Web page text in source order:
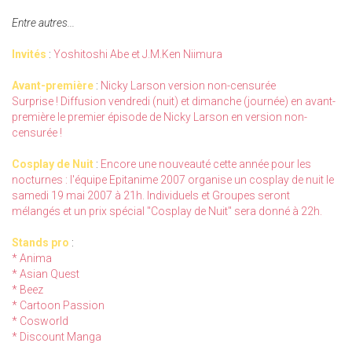
Entre autres...
Invités : Yoshitoshi Abe et J.M.Ken Niimura
Avant-première : Nicky Larson version non-censurée
Surprise ! Diffusion vendredi (nuit) et dimanche (journée) en avant-
première le premier épisode de Nicky Larson en version non-
censurée !
Cosplay de Nuit : Encore une nouveauté cette année pour les
nocturnes : l'équipe Epitanime 2007 organise un cosplay de nuit le
samedi 19 mai 2007 à 21h. Individuels et Groupes seront
mélangés et un prix spécial "Cosplay de Nuit" sera donné à 22h.
Stands pro :
* Anima
* Asian Quest
* Beez
* Cartoon Passion
* Cosworld
* Discount Manga